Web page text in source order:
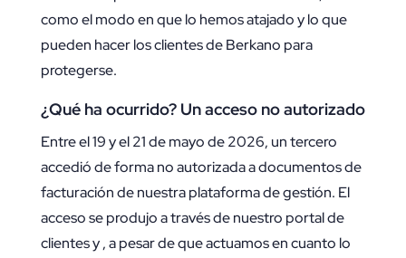
como el modo en que lo hemos atajado y lo que
pueden hacer los clientes de Berkano para
protegerse.
¿Qué ha ocurrido? Un acceso no autorizado
Entre el 19 y el 21 de mayo de 2026, un tercero
accedió de forma no autorizada a documentos de
facturación de nuestra plataforma de gestión. El
acceso se produjo a través de nuestro portal de
clientes y , a pesar de que actuamos en cuanto lo